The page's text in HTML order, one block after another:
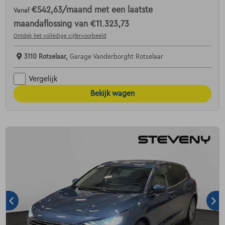
Vanaf €542,63/maand met een laatste
maandaflossing van €11.323,73
Ontdek het volledige cijfervoorbeeld
3110 Rotselaar, Garage Vanderborght Rotselaar
Vergelijk
Bekijk wagen